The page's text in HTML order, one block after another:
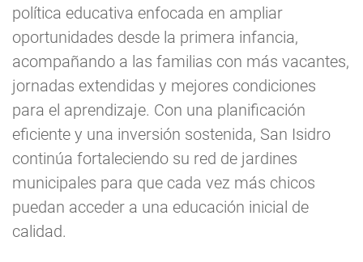
política educativa enfocada en ampliar
oportunidades desde la primera infancia,
acompañando a las familias con más vacantes,
jornadas extendidas y mejores condiciones
para el aprendizaje. Con una planificación
eficiente y una inversión sostenida, San Isidro
continúa fortaleciendo su red de jardines
municipales para que cada vez más chicos
puedan acceder a una educación inicial de
calidad.